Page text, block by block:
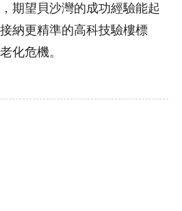
期望貝沙灣的成功經驗能起
納更精準的高科技驗樓標
化危機。